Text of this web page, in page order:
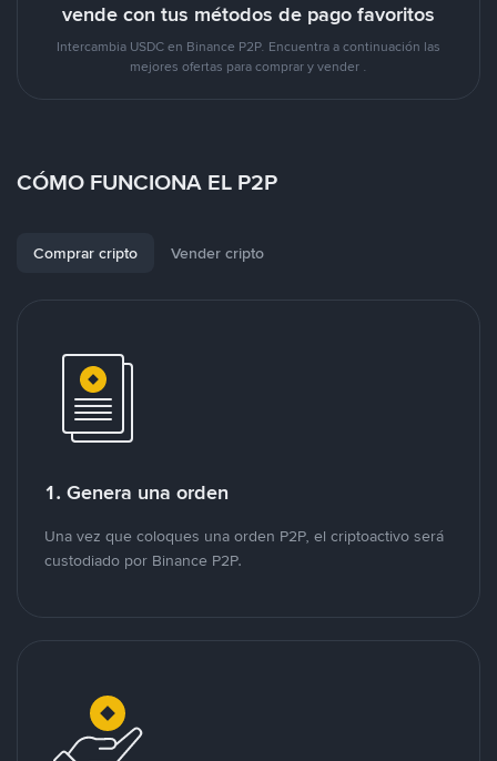
vende con tus métodos de pago favoritos
Intercambia USDC en Binance P2P. Encuentra a continuación las
mejores ofertas para comprar y vender .
CÓMO FUNCIONA EL P2P
Comprar cripto Vender cripto
1. Genera una orden
Una vez que coloques una orden P2P, el criptoactivo será
custodiado por Binance P2P.